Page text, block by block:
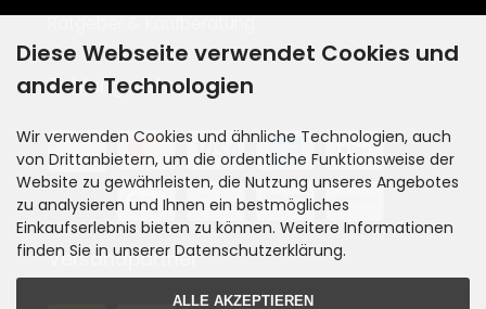
Zahlungsarten
Versandpartner
Diese Webseite verwendet Cookies und
andere Technologien
Wir verwenden Cookies und ähnliche Technologien, auch
von Drittanbietern, um die ordentliche Funktionsweise der
Website zu gewährleisten, die Nutzung unseres Angebotes
zu analysieren und Ihnen ein bestmögliches
Einkaufserlebnis bieten zu können. Weitere Informationen
finden Sie in unserer Datenschutzerklärung.
ALLE AKZEPTIEREN